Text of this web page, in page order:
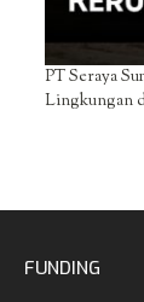
PT Seraya
Lingkungan
FUNDING